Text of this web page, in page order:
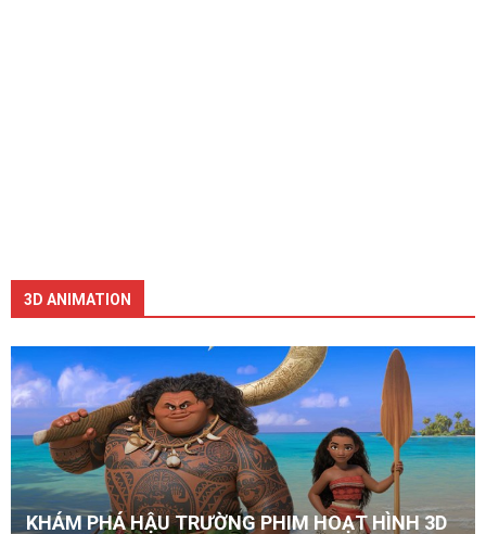
3D ANIMATION
KHÁM PHÁ HẬU TRƯỜNG PHIM HOẠT HÌNH 3D